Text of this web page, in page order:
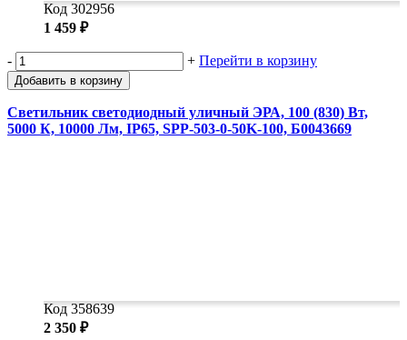
Код 302956
1 459 ₽
- + Перейти в корзину
Добавить в корзину
Светильник светодиодный уличный ЭРА, 100 (830) Вт,
5000 К, 10000 Лм, IP65, SPP-503-0-50K-100, Б0043669
Код 358639
2 350 ₽